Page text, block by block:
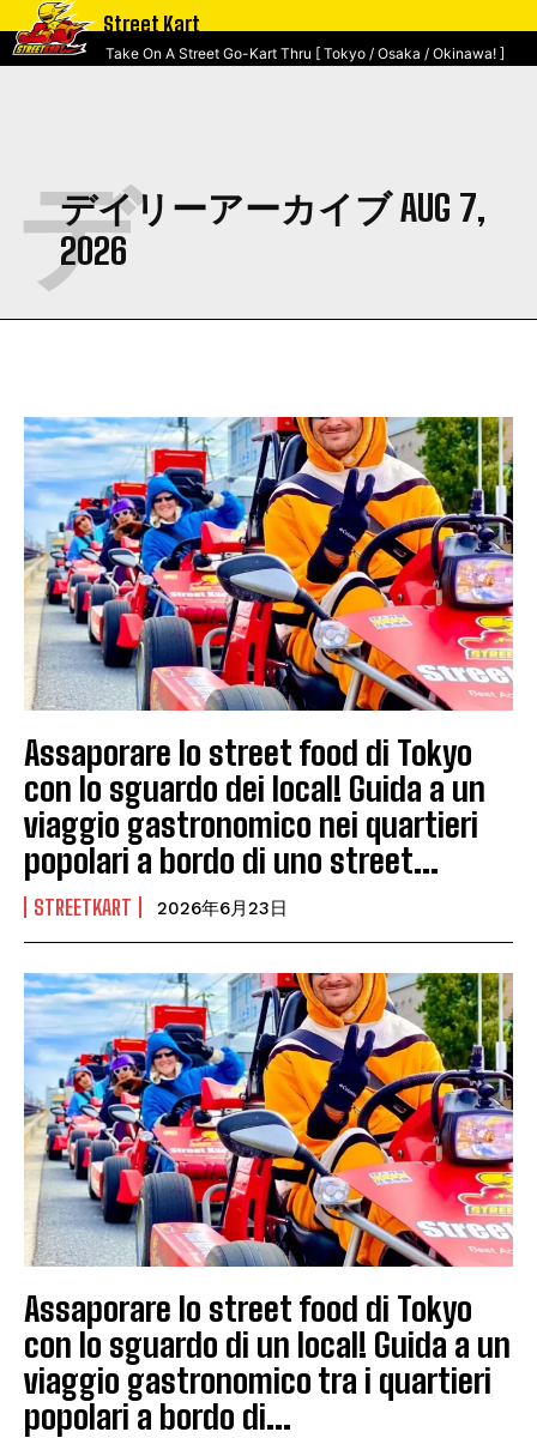
Street Kart
Take On A Street Go-Kart Thru [ Tokyo / Osaka / Okinawa! ]
デイリーアーカイブ AUG 7,
2026
デ
Assaporare lo street food di Tokyo
con lo sguardo dei local! Guida a un
viaggio gastronomico nei quartieri
popolari a bordo di uno street...
STREETKART 2026年6月23日
Assaporare lo street food di Tokyo
con lo sguardo di un local! Guida a un
viaggio gastronomico tra i quartieri
popolari a bordo di...